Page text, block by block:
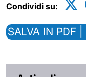
Condividi su:
SALVA IN PDF |